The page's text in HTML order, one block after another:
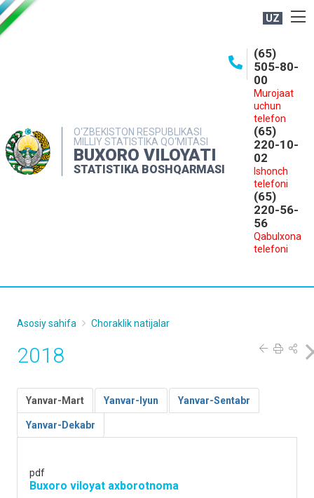
UZ
O‘ZBEKISTON RESPUBLIKASI
MILLIY STATISTIKA QO‘MITASI
BUXORO VILOYATI
STATISTIKA BOSHQARMASI
(65)
505-80-
00
Murojaat
uchun
telefon
(65)
220-10-
02
Ishonch
telefoni
(65)
220-56-
56
Qabulxona
telefoni
MATBUOT XIZMATI
MUROJAATLAR
Asosiy sahifa Choraklik natijalar
2018
Yanvar-Mart Yanvar-Iyun Yanvar-Sentabr
Yanvar-Dekabr
pdf
Buxoro viloyat axborotnoma